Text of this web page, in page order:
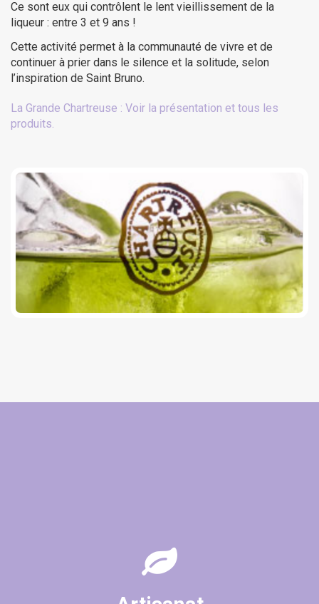
Ce sont eux qui contrôlent le lent vieillissement de la
liqueur : entre 3 et 9 ans !
Cette activité permet à la communauté de vivre et de
continuer à prier dans le silence et la solitude, selon
l’inspiration de Saint Bruno.
La Grande Chartreuse : Voir la présentation et tous les
produits.